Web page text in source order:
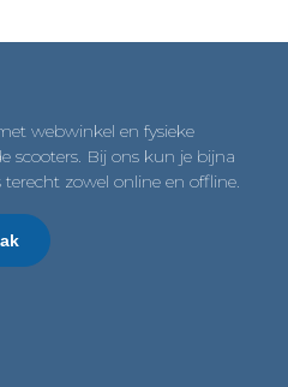
webwinkel en fysieke
scooters. Bij ons kun je bijna
terecht zowel online en offline.